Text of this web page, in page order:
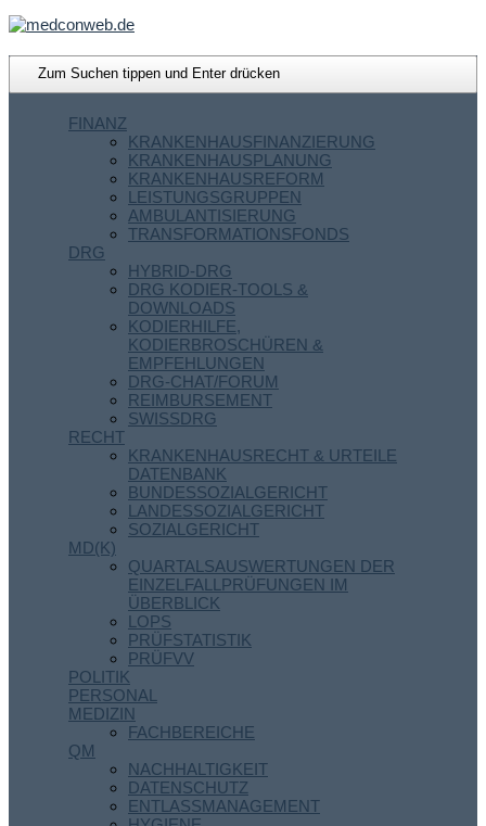
FINANZ
KRANKENHAUSFINANZIERUNG
KRANKENHAUSPLANUNG
KRANKENHAUSREFORM
LEISTUNGSGRUPPEN
AMBULANTISIERUNG
TRANSFORMATIONSFONDS
DRG
HYBRID-DRG
DRG KODIER-TOOLS &
DOWNLOADS
KODIERHILFE,
KODIERBROSCHÜREN &
EMPFEHLUNGEN
DRG-CHAT/FORUM
REIMBURSEMENT
SWISSDRG
RECHT
KRANKENHAUSRECHT & URTEILE
DATENBANK
BUNDESSOZIALGERICHT
LANDESSOZIALGERICHT
SOZIALGERICHT
MD(K)
QUARTALSAUSWERTUNGEN DER
EINZELFALLPRÜFUNGEN IM
ÜBERBLICK
LOPS
PRÜFSTATISTIK
PRÜFVV
POLITIK
PERSONAL
MEDIZIN
FACHBEREICHE
QM
NACHHALTIGKEIT
DATENSCHUTZ
ENTLASSMANAGEMENT